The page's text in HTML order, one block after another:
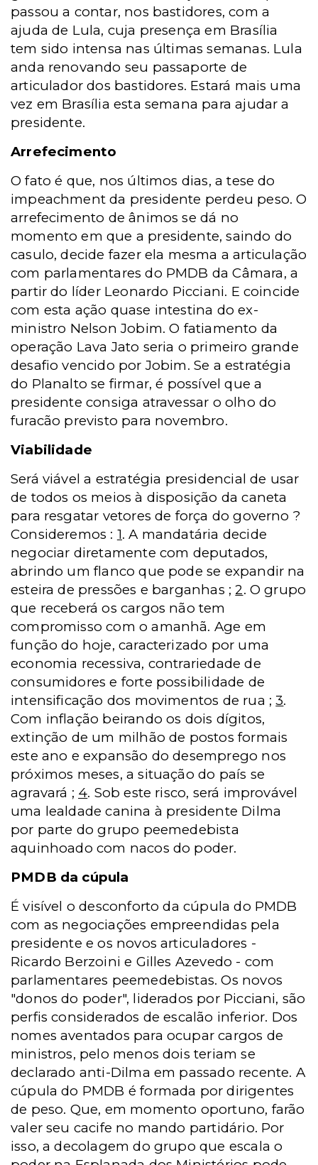
passou a contar, nos bastidores, com a
ajuda de Lula, cuja presença em Brasília
tem sido intensa nas últimas semanas. Lula
anda renovando seu passaporte de
articulador dos bastidores. Estará mais uma
vez em Brasília esta semana para ajudar a
presidente.
Arrefecimento
O fato é que, nos últimos dias, a tese do
impeachment da presidente perdeu peso. O
arrefecimento de ânimos se dá no
momento em que a presidente, saindo do
casulo, decide fazer ela mesma a articulação
com parlamentares do PMDB da Câmara, a
partir do líder Leonardo Picciani. E coincide
com esta ação quase intestina do ex-
ministro Nelson Jobim. O fatiamento da
operação Lava Jato seria o primeiro grande
desafio vencido por Jobim. Se a estratégia
do Planalto se firmar, é possível que a
presidente consiga atravessar o olho do
furacão previsto para novembro.
Viabilidade
Será viável a estratégia presidencial de usar
de todos os meios à disposição da caneta
para resgatar vetores de força do governo ?
Consideremos : 1. A mandatária decide
negociar diretamente com deputados,
abrindo um flanco que pode se expandir na
esteira de pressões e barganhas ;2. O grupo
que receberá os cargos não tem
compromisso com o amanhã. Age em
função do hoje, caracterizado por uma
economia recessiva, contrariedade de
consumidores e forte possibilidade de
intensificação dos movimentos de rua ;3.
Com inflação beirando os dois dígitos,
extinção de um milhão de postos formais
este ano e expansão do desemprego nos
próximos meses, a situação do país se
agravará ; 4. Sob este risco, será improvável
uma lealdade canina à presidente Dilma
por parte do grupo peemedebista
aquinhoado com nacos do poder.
PMDB da cúpula
É visível o desconforto da cúpula do PMDB
com as negociações empreendidas pela
presidente e os novos articuladores -
Ricardo Berzoini e Gilles Azevedo - com
parlamentares peemedebistas. Os novos
"donos do poder", liderados por Picciani, são
perfis considerados de escalão inferior. Dos
nomes aventados para ocupar cargos de
ministros, pelo menos dois teriam se
declarado anti-Dilma em passado recente. A
cúpula do PMDB é formada por dirigentes
de peso. Que, em momento oportuno, farão
valer seu cacife no mando partidário. Por
isso, a decolagem do grupo que escala o